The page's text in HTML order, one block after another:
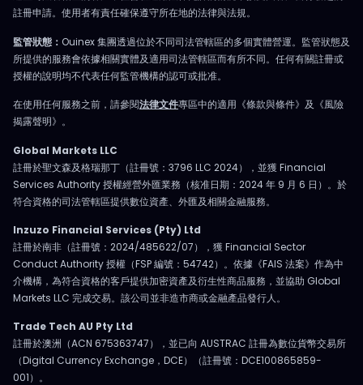
註冊申請。使用者有責任確保遵守所在地的法律與法規。
監管狀態： Ouinex 集團透過位於不同司法管轄區的多個實體營運。監管狀態及
所提供的服務會依據相關實體及適用司法管轄區而有所不同。任何有關註冊或
授權的說明均不代表任何監管機構的認可或批准。
在使用任何服務之前，請參閱法律文件專區中的適用《條款與條件》及《風險
揭露聲明》。
Global Markets LLC
註冊於聖文森及格瑞那丁（註冊號：3796 LLC 2024），並獲 Financial
Services Authority 授權經營外匯業務（核准日期：2024 年 9 月 6 日）。於
符合資格的司法管轄區提供數位資產、外匯及相關金融服務。
Inzuzo Financial Services (Pty) Ltd
註冊於南非（註冊號：2024/485622/07），獲 Financial Sector
Conduct Authority 授權（FSP 編號：54742）。依據《FAIS 法案》作為中
介機構，為符合資格的客戶提供加密資產及衍生性商品服務，並協助 Global
Markets LLC 完成交易。該公司並非造市商或金融產品發行人。
Trade Tech AU Pty Ltd
註冊於澳洲（ACN 675363747），並已向 AUSTRAC 註冊為數位貨幣交易所
（Digital Currency Exchange，DCE）（註冊號：DCE100865859-
001）。